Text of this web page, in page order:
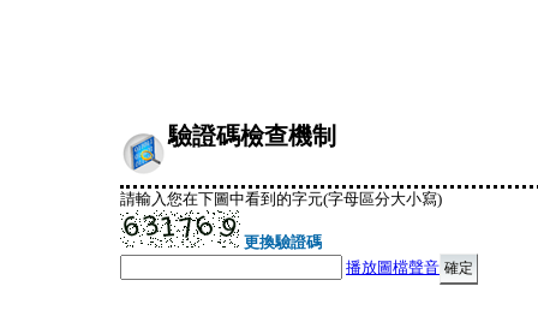
驗證碼檢查機制
請輸入您在下圖中看到的字元(字母區分大小寫)
更換驗證碼
播放圖檔聲音